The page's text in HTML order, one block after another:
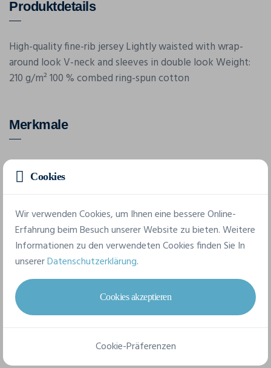
Produktdetails
High-quality fine-rib jersey Lightly waisted with wrap-
around look V-neck and sleeves in double look Weight:
210 g/m² 100 % combed ring-spun cotton
Merkmale
Marke
James & Nicholson
Referenz
JN 162
4 verfügbare Größen
S
Cookies
Wir verwenden Cookies, um Ihnen eine bessere Online-
Erfahrung beim Besuch unserer Website zu bieten. Weitere
Informationen zu den verwendeten Cookies finden Sie In
unsererDatenschutzerklärung.
Cookies akzeptieren
Cookie-Präferenzen